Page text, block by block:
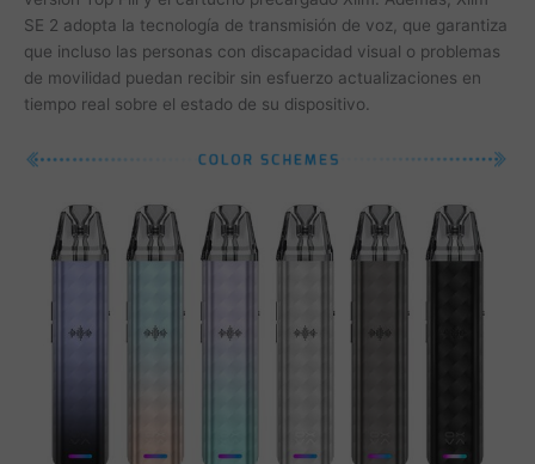
SE 2 adopta la tecnología de transmisión de voz, que garantiza
que incluso las personas con discapacidad visual o problemas
de movilidad puedan recibir sin esfuerzo actualizaciones en
tiempo real sobre el estado de su dispositivo.